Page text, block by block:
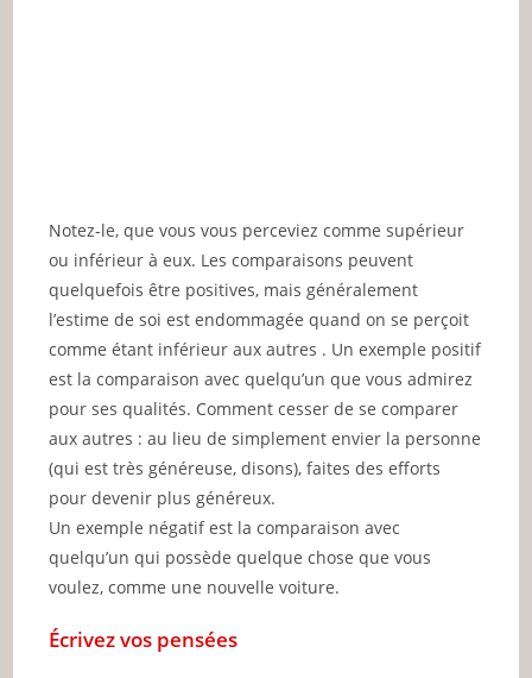
Notez-le, que vous vous perceviez comme supérieur
ou inférieur à eux. Les comparaisons peuvent
quelquefois être positives, mais généralement
l’estime de soi est endommagée quand on se perçoit
comme étant inférieur aux autres . Un exemple positif
est la comparaison avec quelqu’un que vous admirez
pour ses qualités. Comment cesser de se comparer
aux autres : au lieu de simplement envier la personne
(qui est très généreuse, disons), faites des efforts
pour devenir plus généreux.
Un exemple négatif est la comparaison avec
quelqu’un qui possède quelque chose que vous
voulez, comme une nouvelle voiture.
Écrivez vos pensées